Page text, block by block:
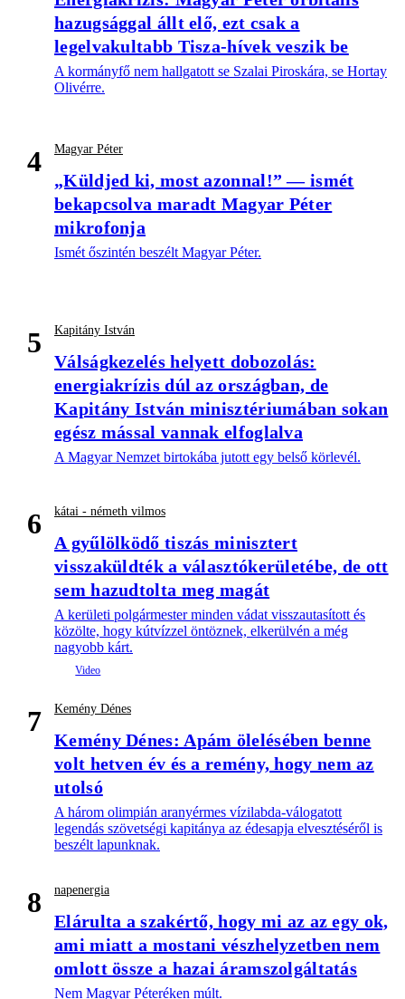
hazugsággal állt elő, ezt csak a
legelvakultabb Tisza-hívek veszik be
A kormányfő nem hallgatott se Szalai Piroskára, se Hortay
Olivérre.
4 Magyar Péter
„Küldjed ki, most azonnal!” — ismét
bekapcsolva maradt Magyar Péter
mikrofonja
Ismét őszintén beszélt Magyar Péter.
5 Kapitány István
Válságkezelés helyett dobozolás:
energiakrízis dúl az országban, de
Kapitány István minisztériumában sokan
egész mással vannak elfoglalva
A Magyar Nemzet birtokába jutott egy belső körlevél.
6 kátai - németh vilmos
A gyűlölködő tiszás minisztert
visszaküldték a választókerületébe, de ott
sem hazudtolta meg magát
A kerületi polgármester minden vádat visszautasított és
közölte, hogy kútvízzel öntöznek, elkerülvén a még
nagyobb kárt.
7 Kemény Dénes
Kemény Dénes: Apám ölelésében benne
volt hetven év és a remény, hogy nem az
utolsó
A három olimpián aranyérmes vízilabda-válogatott
legendás szövetségi kapitánya az édesapja elvesztéséről is
beszélt lapunknak.
8 napenergia
Elárulta a szakértő, hogy mi az az egy ok,
ami miatt a mostani vészhelyzetben nem
omlott össze a hazai áramszolgáltatás
Nem Magyar Péteréken múlt.